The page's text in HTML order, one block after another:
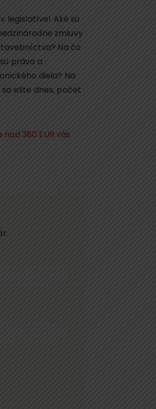
legislatíve! Aké sú
zmluvy
Na čo
práva a
diela? Na
ešte dnes, počet
380 EUR vás